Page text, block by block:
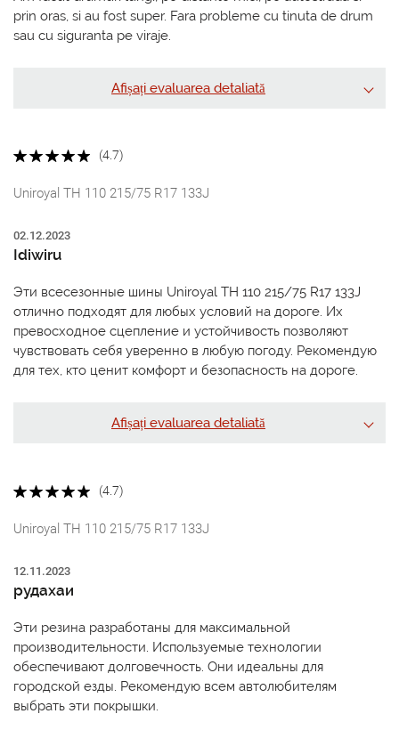
prin oras, si au fost super. Fara probleme cu tinuta de drum
sau cu siguranta pe viraje.
Afișați evaluarea detaliată
(4.7)
Uniroyal TH 110 215/75 R17 133J
02.12.2023
Idiwiru
Эти всесезонные шины Uniroyal TH 110 215/75 R17 133J
отлично подходят для любых условий на дороге. Их
превосходное сцепление и устойчивость позволяют
чувствовать себя уверенно в любую погоду. Рекомендую
для тех, кто ценит комфорт и безопасность на дороге.
Afișați evaluarea detaliată
(4.7)
Uniroyal TH 110 215/75 R17 133J
12.11.2023
рудахаи
Эти резина разработаны для максимальной
производительности. Используемые технологии
обеспечивают долговечность. Они идеальны для
городской езды. Рекомендую всем автолюбителям
выбрать эти покрышки.